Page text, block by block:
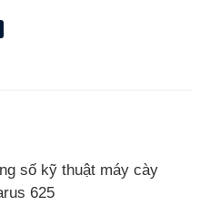
số kỹ thuật máy cày
625